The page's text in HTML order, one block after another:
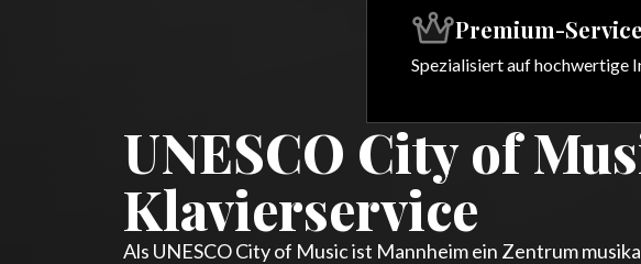
Premium-Service
Spezialisiert auf hochwertige
UNESCO City of
Klavierservice
Als UNESCO City of Music ist Mannheim ein Zentrum